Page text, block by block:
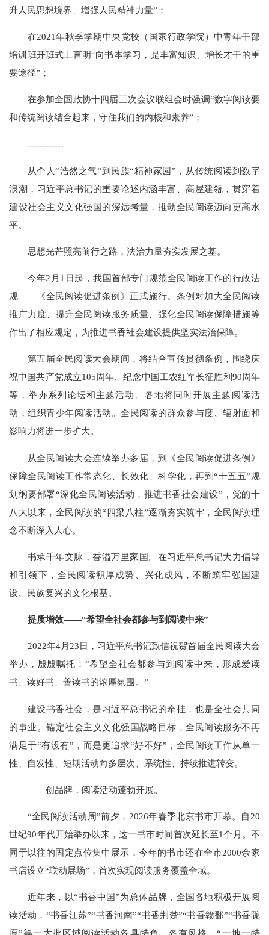
升人民思想境界、增强人民精神力量”；
在2021年秋季学期中央党校（国家行政学院）中青年干部
培训班开班式上言明“向书本学习，是丰富知识、增长才干的重
要途径”；
在参加全国政协十四届三次会议联组会时强调“数字阅读要
和传统阅读结合起来，守住我们的内核和素养”；
…………
从个人“浩然之气”到民族“精神家园”，从传统阅读到数字
浪潮，习近平总书记的重要论述内涵丰富、高屋建瓴，贯穿着
建设社会主义文化强国的深远考量，推动全民阅读迈向更高水
平。
思想光芒照亮前行之路，法治力量夯实发展之基。
今年2月1日起，我国首部专门规范全民阅读工作的行政法
规——《全民阅读促进条例》正式施行。条例对加大全民阅读
推广力度、提升全民阅读服务质量、强化全民阅读保障措施等
作出了相应规定，为推进书香社会建设提供坚实法治保障。
第五届全民阅读大会期间，将结合宣传贯彻条例，围绕庆
祝中国共产党成立105周年、纪念中国工农红军长征胜利90周年
等，举办系列论坛和主题活动。各地将同时开展主题阅读活
动，组织青少年阅读活动。全民阅读的群众参与度、辐射面和
影响力将进一步扩大。
从全民阅读大会连续举办多届，到《全民阅读促进条例》
保障全民阅读工作常态化、长效化、科学化，再到“十五五”规
划纲要部署“深化全民阅读活动，推进书香社会建设”，党的十
八大以来，全民阅读的“四梁八柱”逐渐夯实筑牢，全民阅读理
念不断深入人心。
书承千年文脉，香溢万里家国。在习近平总书记大力倡导
和引领下，全民阅读积厚成势、兴化成风，不断筑牢强国建
设、民族复兴的文化根基。
提质增效——“希望全社会都参与到阅读中来”
2022年4月23日，习近平总书记致信祝贺首届全民阅读大会
举办，殷殷嘱托：“希望全社会都参与到阅读中来，形成爱读
书、读好书、善读书的浓厚氛围。”
建设书香社会，是习近平总书记的牵挂，也是全社会共同
的事业。锚定社会主义文化强国战略目标，全民阅读服务不再
满足于“有没有”，而是更追求“好不好”，全民阅读工作从单一
性、自发性、短期活动向多层次、系统性、持续推进转变。
——创品牌，阅读活动蓬勃开展。
“全民阅读活动周”前夕，2026年春季北京书市开幕。自20
世纪90年代开始举办以来，这一书市时间首次延长至1个月。不
同于以往的固定点位集中展示，今年的书市还在全市2000余家
书店设立“联动展场”，首次实现阅读服务覆盖全域。
近年来，以“书香中国”为总体品牌，全国各地积极开展阅
读活动，“书香江苏”“书香河南”“书香荆楚”“书香赣鄱”“书香陇